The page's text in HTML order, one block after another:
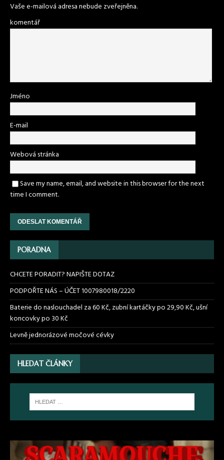
Vaše e-mailová adresa nebude zveřejněna.
komentář
Jméno
E-mail
Webová stránka
Save my name, email, and website in this browser for the next
time I comment.
PORADNA
CHCETE PORADIT? NAPIŠTE DOTAZ
PODPOŘTE NÁS – ÚČET 1007980018/2220
Baterie do naslouchadel za 60 Kč, zubní kartáčky po 29,90 Kč, ušní
koncovky po 30 Kč
Levně jednorázové močové cévky
HLEDAT ČLÁNKY